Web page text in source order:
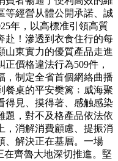
等經營从體公開承諾、誠
年，以高標准引領高質
赴！滲透到衣食住行的每
山東實力的優質產品走進
價格違法行為509件，
，制定全省首個網絡曲播
餐桌的平安樊篱﹔威海聚
得見、摸得著、感触感染
題，對不及格產品依法依
，消解消費顧慮、提振消
、解決正在基層。一場
在齊魯大地深切推進。堅